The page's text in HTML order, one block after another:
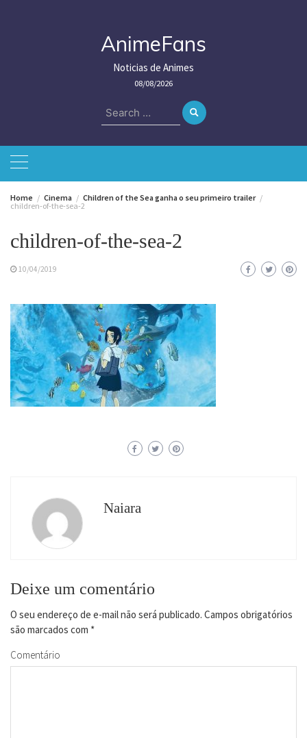
AnimeFans
Noticias de Animes
08/08/2026
Search
for:
Home Cinema
Children of the Sea ganha o seu primeiro trailer
children-of-the-sea-2
children-of-the-sea-2
10/04/2019
Naiara
Deixe um comentário
O seu endereço de e-mail não será publicado. Campos obrigatórios
são marcados com *
Comentário